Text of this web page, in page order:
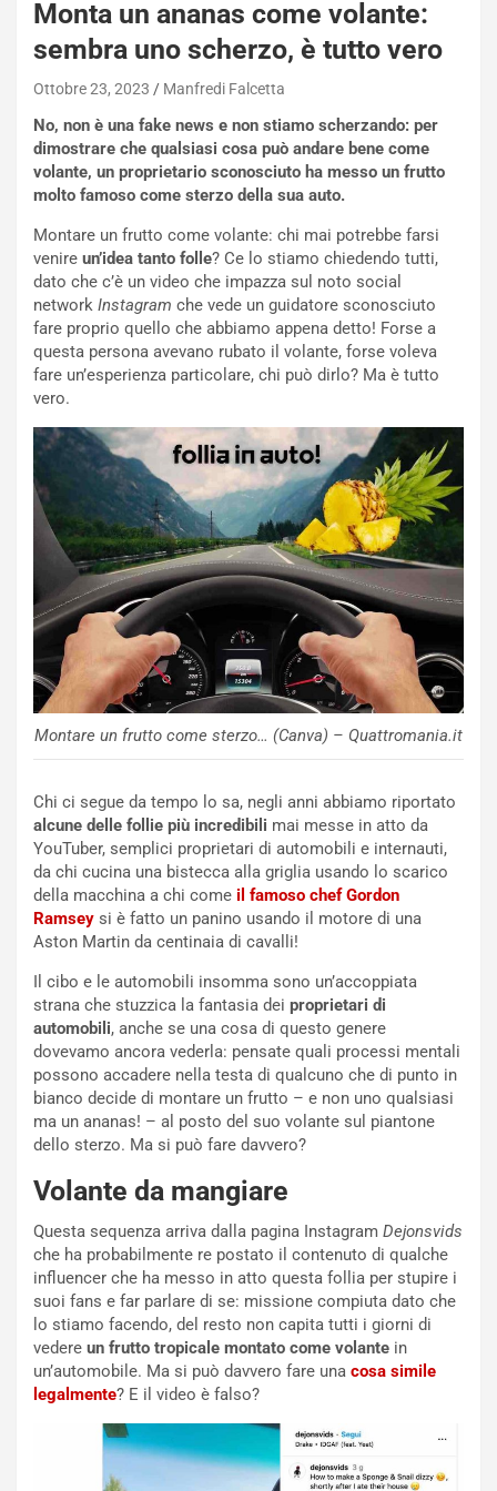
Monta un ananas come volante:
sembra uno scherzo, è tutto vero
Ottobre 23, 2023 Manfredi Falcetta
No, non è una fake news e non stiamo scherzando: per
dimostrare che qualsiasi cosa può andare bene come
volante, un proprietario sconosciuto ha messo un frutto
molto famoso come sterzo della sua auto.
Montare un frutto come volante: chi mai potrebbe farsi
venire un’idea tanto folle? Ce lo stiamo chiedendo tutti,
dato che c’è un video che impazza sul noto social
network Instagram che vede un guidatore sconosciuto
fare proprio quello che abbiamo appena detto! Forse a
questa persona avevano rubato il volante, forse voleva
fare un’esperienza particolare, chi può dirlo? Ma è tutto
vero.
Montare un frutto come sterzo… (Canva) – Quattromania.it
Chi ci segue da tempo lo sa, negli anni abbiamo riportato
alcune delle follie più incredibili mai messe in atto da
YouTuber, semplici proprietari di automobili e internauti,
da chi cucina una bistecca alla griglia usando lo scarico
della macchina a chi come il famoso chef Gordon
Ramsey si è fatto un panino usando il motore di una
Aston Martin da centinaia di cavalli!
Il cibo e le automobili insomma sono un’accoppiata
strana che stuzzica la fantasia dei proprietari di
automobili, anche se una cosa di questo genere
dovevamo ancora vederla: pensate quali processi mentali
possono accadere nella testa di qualcuno che di punto in
bianco decide di montare un frutto – e non uno qualsiasi
ma un ananas! – al posto del suo volante sul piantone
dello sterzo. Ma si può fare davvero?
Volante da mangiare
Questa sequenza arriva dalla pagina Instagram Dejonsvids
che ha probabilmente re postato il contenuto di qualche
influencer che ha messo in atto questa follia per stupire i
suoi fans e far parlare di se: missione compiuta dato che
lo stiamo facendo, del resto non capita tutti i giorni di
vedere un frutto tropicale montato come volante in
un’automobile. Ma si può davvero fare una cosa simile
legalmente? E il video è falso?
NOTIZIE
s
a
Q
a
s
h
q
a
P
O
W
E
R
S
b
s
c
e
u
n
N